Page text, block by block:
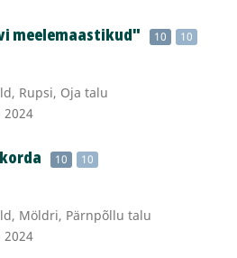
meelemaastikud" 10 10
Rupsi, Oja talu
10 10
Möldri, Pärnpõllu talu